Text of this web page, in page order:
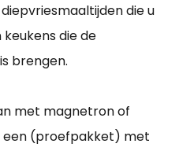
die u
die de
brengen.
met magnetron of
een (proefpakket) met